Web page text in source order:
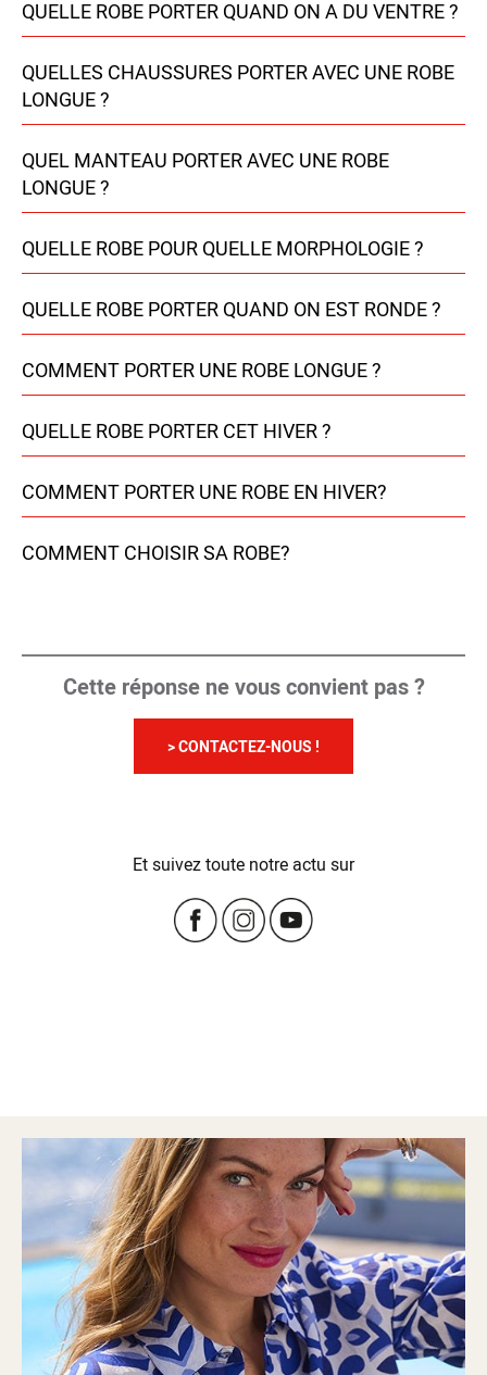
QUELLE ROBE PORTER QUAND ON A DU VENTRE ?
QUELLES CHAUSSURES PORTER AVEC UNE ROBE
LONGUE ?
QUEL MANTEAU PORTER AVEC UNE ROBE
LONGUE ?
QUELLE ROBE POUR QUELLE MORPHOLOGIE ?
QUELLE ROBE PORTER QUAND ON EST RONDE ?
COMMENT PORTER UNE ROBE LONGUE ?
QUELLE ROBE PORTER CET HIVER ?
COMMENT PORTER UNE ROBE EN HIVER?
COMMENT CHOISIR SA ROBE?
Cette réponse ne vous convient pas ?
> CONTACTEZ-NOUS !
Et suivez toute notre actu sur